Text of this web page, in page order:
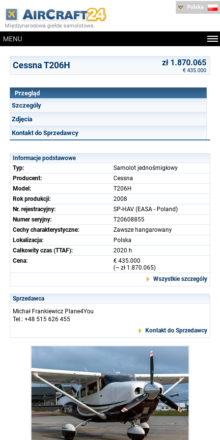
Międzynarodowa giełda samolotowa.
MENU
Polska
Cessna T206H zł 1.870.065
€ 435.000
Przegląd
Szczególy
Zdjęcia
Kontakt do Sprzedawcy
Informacje podstawowe
Typ:
Samolot jednośmigłowy
Producent:
Cessna
Model:
T206H
Rok produkcji:
2008
Nr. rejestracyjny:
SP-HAV (EASA - Poland)
Numer seryjny:
T20608855
Cechy charakterystyczne:
Zawsze hangarowany
Lokalizacja:
Polska
Całkowity czas (TTAF):
2020 h
Cena:
€ 435.000
(~ zł 1.870.065)
Wszystkie szczególy
Sprzedawca
Michał Frankiewicz Plane4You
Tel.: +48 515 626 455
Kontakt do Sprzedawcy